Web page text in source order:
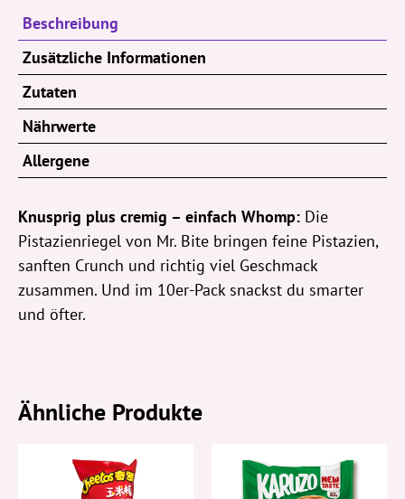
Beschreibung
Zusätzliche Informationen
Zutaten
Nährwerte
Allergene
Knusprig plus cremig – einfach Whomp: Die
Pistazienriegel von Mr. Bite bringen feine Pistazien,
sanften Crunch und richtig viel Geschmack
zusammen. Und im 10er-Pack snackst du smarter
und öfter.
Ähnliche Produkte